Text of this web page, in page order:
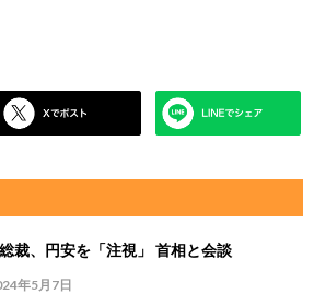
裁、円安を「注視」 首相と会談
年5月7日